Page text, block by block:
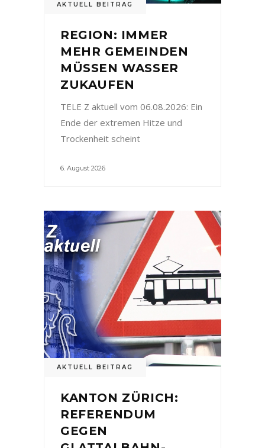
AKTUELL BEITRAG
REGION: IMMER
MEHR GEMEINDEN
MÜSSEN WASSER
ZUKAUFEN
TELE Z aktuell vom 06.08.2026: Ein
Ende der extremen Hitze und
Trockenheit scheint
6. August 2026
AKTUELL BEITRAG
KANTON ZÜRICH:
REFERENDUM
GEGEN